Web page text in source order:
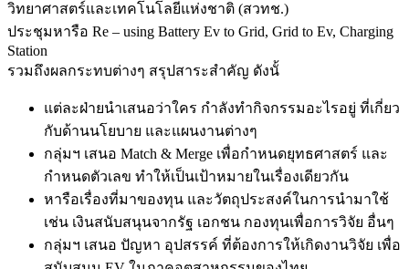
วิทยาศาสตร์และเทคโนโลยีแห่งชาติ (สวทช.)
ประชุมหารือ Re – using Battery Ev to Grid, Grid to Ev, Charging
Station
รวมถึงผลกระทบต่างๆ สรุปสาระสำคัญ ดังนั้
แต่ละฝ่ายนำเสนอว่าใคร กำลังทำกิจกรรมอะไรอยู่ ที่เกี่ยว
กับด้านนโยบาย และแผนงานต่างๆ
กลุ่มฯ เสนอ Match & Merge เพื่อกำหนดยุทธศาสตร์ และ
กำหนดตัวเลข ทำให้เป็นเป้าหมายในเรื่องเดียวกัน
หารือเรื่องที่มาของทุน และวัตถุประสงค์ในการนำมาใช้
เช่น เงินสนับสนุนจากรัฐ เอกชน กองทุนเพื่อการวิจัย อื่นๆ
กลุ่มฯ เสนอ ปัญหา อุปสรรค์ ที่ต้องการให้เกิดงานวิจัย เพื่อ